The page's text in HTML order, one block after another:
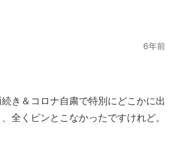
6年前
き＆コロナ自粛で特別にどこかに出
全くピンとこなかったですけれど。